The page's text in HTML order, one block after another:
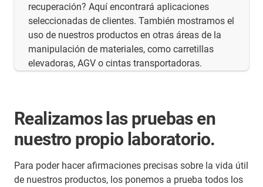
recuperación? Aquí encontrará aplicaciones
seleccionadas de clientes. También mostramos el
uso de nuestros productos en otras áreas de la
manipulación de materiales, como carretillas
elevadoras, AGV o cintas transportadoras.
Realizamos las pruebas en
nuestro propio laboratorio.
Para poder hacer afirmaciones precisas sobre la vida útil
de nuestros productos, los ponemos a prueba todos los